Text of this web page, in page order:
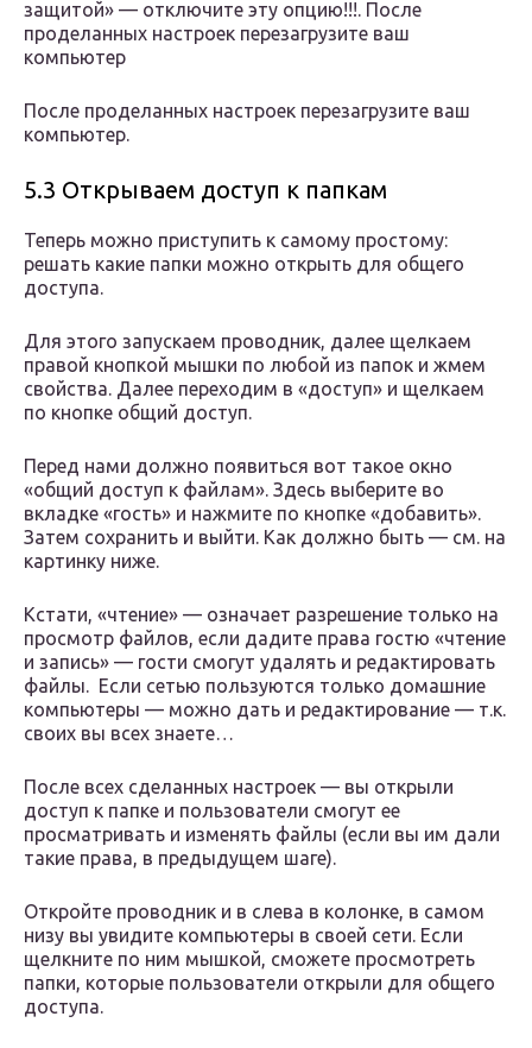
защитой» — отключите эту опцию!!!. После
проделанных настроек перезагрузите ваш
компьютер
После проделанных настроек перезагрузите ваш
компьютер.
5.3 Открываем доступ к папкам
Теперь можно приступить к самому простому:
решать какие папки можно открыть для общего
доступа.
Для этого запускаем проводник, далее щелкаем
правой кнопкой мышки по любой из папок и жмем
свойства. Далее переходим в «доступ» и щелкаем
по кнопке общий доступ.
Перед нами должно появиться вот такое окно
«общий доступ к файлам». Здесь выберите во
вкладке «гость» и нажмите по кнопке «добавить».
Затем сохранить и выйти. Как должно быть — см. на
картинку ниже.
Кстати, «чтение» — означает разрешение только на
просмотр файлов, если дадите права гостю «чтение
и запись» — гости смогут удалять и редактировать
файлы. Если сетью пользуются только домашние
компьютеры — можно дать и редактирование — т.к.
своих вы всех знаете…
После всех сделанных настроек — вы открыли
доступ к папке и пользователи смогут ее
просматривать и изменять файлы (если вы им дали
такие права, в предыдущем шаге).
Откройте проводник и в слева в колонке, в самом
низу вы увидите компьютеры в своей сети. Если
щелкните по ним мышкой, сможете просмотреть
папки, которые пользователи открыли для общего
доступа.